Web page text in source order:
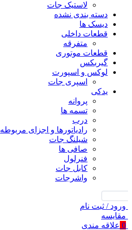
لاستیک جات
دسته بندی نشده
دیسک ها
قطعات داخلی
متفرقه
قطعات موتوری
گیربکس
لوکس و اسپورت
اسپری جات
یدکی
پروانه
تسمه ها
درب
رادیاتورها و اجزای مربوطه
شیلنگ جات
صافی ها
فنرلول
کابل جات
واشرجات
ورود / ثبت نام
مقايسه
0 علاقه مندی